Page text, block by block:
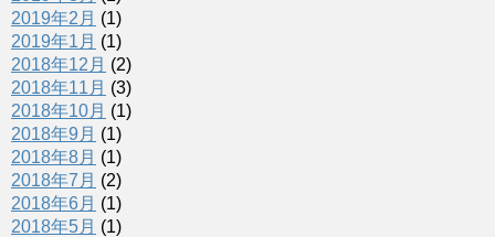
2019年2月 (1)
2019年1月 (1)
2018年12月 (2)
2018年11月 (3)
2018年10月 (1)
2018年9月 (1)
2018年8月 (1)
2018年7月 (2)
2018年6月 (1)
2018年5月 (1)